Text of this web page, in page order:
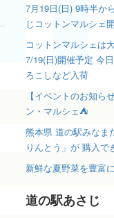
7月19日(日) 9時半か
じコットンマルシェ
コットンマルシェは
7/19(日)開催予定 今
ろこしなど入荷
【イベントのお知ら
ン・マルシェ⛺️
熊本県 道の駅みなま
りんとう」が 購入で
新鮮な夏野菜を豊富
道の駅あさじ